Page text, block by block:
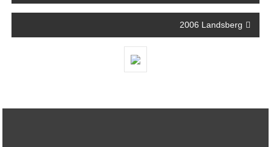
2006 Landsberg